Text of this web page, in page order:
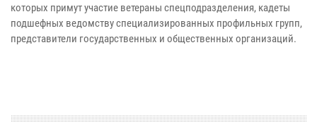
которых примут участие ветераны спецподразделения, кадеты
подшефных ведомству специализированных профильных групп,
представители государственных и общественных организаций.